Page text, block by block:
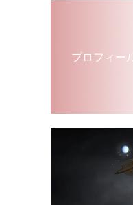
プロフィー